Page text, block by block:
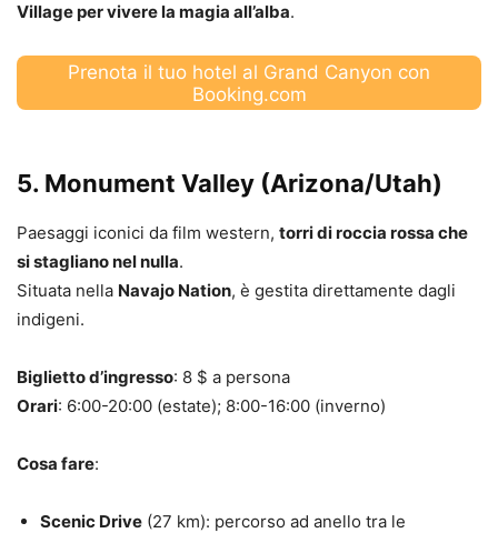
Village per vivere la magia all’alba.
Prenota il tuo hotel al Grand Canyon con
Booking.com
5. Monument Valley (Arizona/Utah)
Paesaggi iconici da film western, torri di roccia rossa che
si stagliano nel nulla.
Situata nella Navajo Nation, è gestita direttamente dagli
indigeni.
Biglietto d’ingresso: 8 $ a persona
Orari: 6:00-20:00 (estate); 8:00-16:00 (inverno)
Cosa fare:
Scenic Drive (27 km): percorso ad anello tra le